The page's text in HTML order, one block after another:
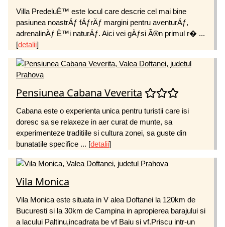
Villa PredeluÈ™ este locul care descrie cel mai bine
pasiunea noastrÄƒ fÄƒrÄƒ margini pentru aventurÄƒ,
adrenalinÄƒ È™i naturÄƒ. Aici vei gÄƒsi Ã®n primul r� ...
[detalii]
Pensiunea Cabana Veverita
Cabana este o experienta unica pentru turistii care isi
doresc sa se relaxeze in aer curat de munte, sa
experimenteze traditiile si cultura zonei, sa guste din
bunatatile specifice ... [detalii]
Vila Monica
Vila Monica este situata in V alea Doftanei la 120km de
Bucuresti si la 30km de Campina in apropierea barajului si
a lacului Paltinu,incadrata be vf Baiu si vf.Priscu intr-un